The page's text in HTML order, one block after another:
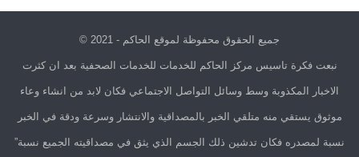
جميع الحقوق محفوظة لموقع الحاكم - 2021 ©
نبعت فكرة تاسيس مركز الحاكم للخدمات للخدمات الصحفية بعد ان كثرت
الاخبار المكذوبة وسط وسائل التواصل الاجتماعي فكان لابد من انشاء وعاء
موثوق يستقي منه متلقي الخبر بالمصداقية والانتشار وسرعة ودقة في الخبر
نسبة لمصدره فكان تدشين ذلك الجسم الذي يثق في مصداقيته الجميع نسبة”